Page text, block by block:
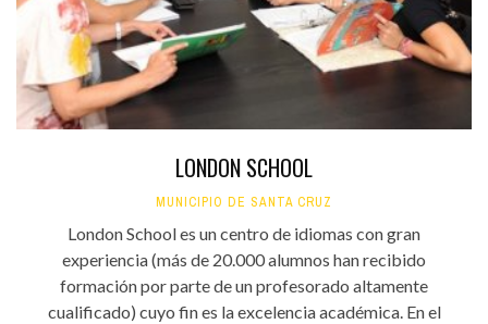
LONDON SCHOOL
MUNICIPIO DE SANTA CRUZ
London School es un centro de idiomas con gran
experiencia (más de 20.000 alumnos han recibido
formación por parte de un profesorado altamente
cualificado) cuyo fin es la excelencia académica. En el